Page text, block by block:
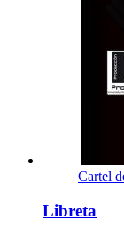
Cartel
Libreta